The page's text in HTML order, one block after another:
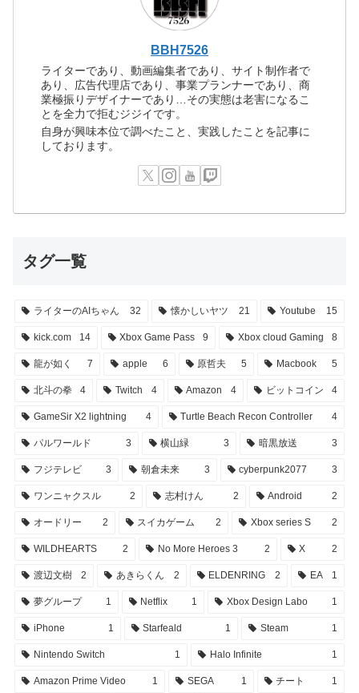
BBH7526
ライターであり、動画編集者であり、サイト制作者で
あり、広告代理店であり、事業プランナーであり、商
業極振りデザイナーであり…その実態は老害になるこ
とを全力で拒むジジイです。
自身が興味本位で調べたこと、実践したことを記事に
しております。
タグ一覧
ライターのAIちゃん 32 懐かしいヤツ 21 Youtube 15
kick.com 14 Xbox Game Pass 9 Xbox cloud Gaming 8
龍が如く 7 apple 6 原哲夫 5 Macbook 5
北斗の拳 4 Twitch 4 Amazon 4 ビットコイン 4
GameSir X2 lightning 4 Turtle Beach Recon Controller 4
パルワールド 3 横山緑 3 暗黒放送 3
フジテレビ 3 朝倉未来 3 cyberpunk2077 3
ワンニャクスル 2 志村けん 2 Android 2
オードリー 2 スイカゲーム 2 Xbox series S 2
WILDHEARTS 2 No More Heroes 3 2 X 2
渡辺文樹 2 あきらくん 2 ELDENRING 2 EA 1
夢グループ 1 Netflix 1 Xbox Design Labo 1
iPhone 1 Starfeald 1 Steam 1
Nintendo Switch 1 Halo Infinite 1
Amazon Prime Video 1 SEGA 1 チート 1